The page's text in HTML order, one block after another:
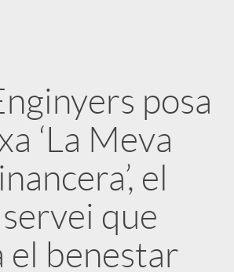
posa
‘La Meva
el
que
el benestar